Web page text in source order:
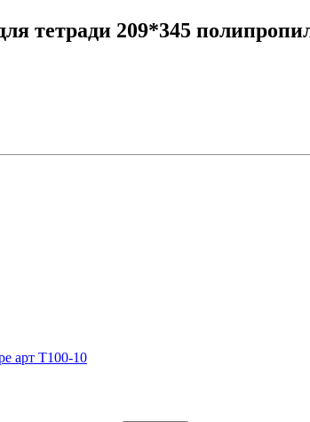
тетради 209*345
арт Т100-10